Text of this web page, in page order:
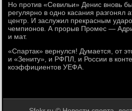
Но против «Севильи» Денис вновь
регулярно в одно касания разгонял
центр. И заслужил прекрасным
чемпионов. А прорыв Промес —
и мат.
«Спартак» вернулся! Думается, от
и «Зениту», и РФПЛ, и России в
коэффициентов УЕФА.